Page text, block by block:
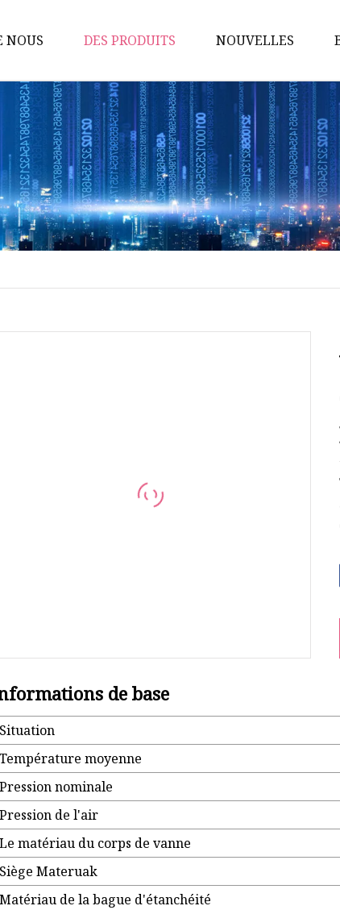
NOUS DES PRODUITS
Pompes sanitaires
Pompe à lobes rotatifs
Pompe à vis
Pompe à turbine flexible
Pompe centrifuge
Vannes sanitaires
Vanne anti-mélange
NOUVELLES
de base
Situation
Température moyenne
Pression nominale
Pression de l'air
Le matériau du corps de vanne
Siège Materuak
Matériau de la bague d'étanchéité